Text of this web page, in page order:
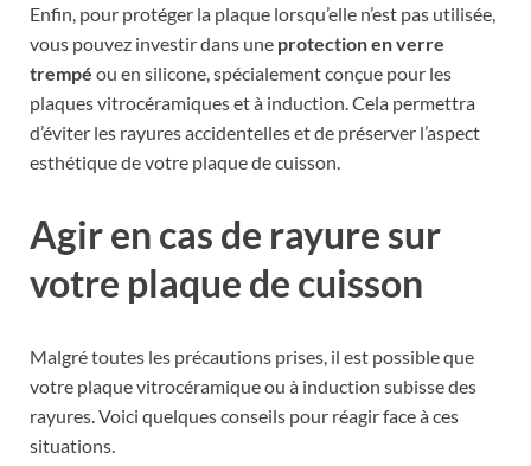
Enfin, pour protéger la plaque lorsqu’elle n’est pas utilisée,
vous pouvez investir dans une protection en verre
trempé ou en silicone, spécialement conçue pour les
plaques vitrocéramiques et à induction. Cela permettra
d’éviter les rayures accidentelles et de préserver l’aspect
esthétique de votre plaque de cuisson.
Agir en cas de rayure sur
votre plaque de cuisson
Malgré toutes les précautions prises, il est possible que
votre plaque vitrocéramique ou à induction subisse des
rayures. Voici quelques conseils pour réagir face à ces
situations.